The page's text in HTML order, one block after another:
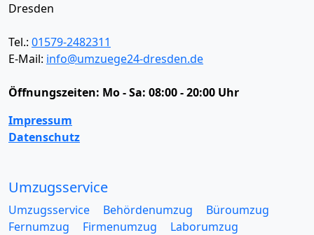
Dresden
Tel.: 01579-2482311
E-Mail: info@umzuege24-dresden.de
Öffnungszeiten: Mo - Sa: 08:00 - 20:00 Uhr
Impressum
Datenschutz
Umzugsservice
Umzugsservice Behördenumzug
Büroumzug
Fernumzug
Firmenumzug
Laborumzug